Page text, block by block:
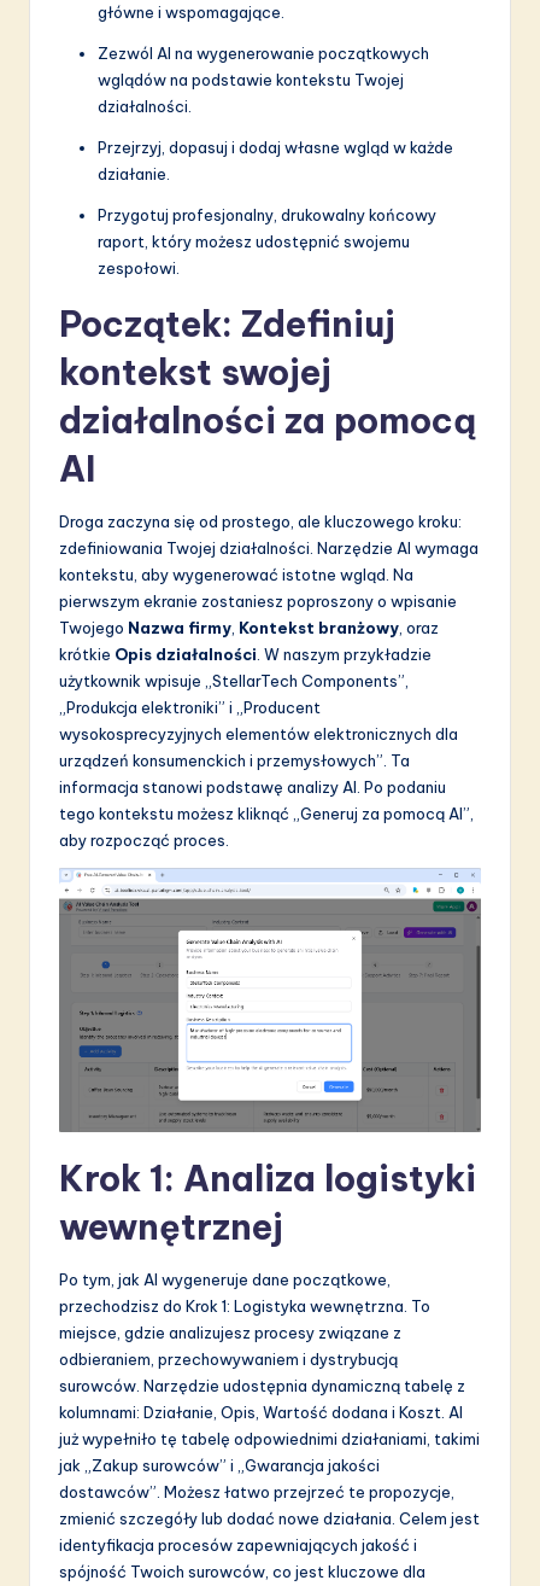
główne i wspomagające.
Zezwól AI na wygenerowanie początkowych
wglądów na podstawie kontekstu Twojej
działalności.
Przejrzyj, dopasuj i dodaj własne wgląd w każde
działanie.
Przygotuj profesjonalny, drukowalny końcowy
raport, który możesz udostępnić swojemu
zespołowi.
Początek: Zdefiniuj
kontekst swojej
działalności za pomocą
AI
Droga zaczyna się od prostego, ale kluczowego kroku:
zdefiniowania Twojej działalności. Narzędzie AI wymaga
kontekstu, aby wygenerować istotne wgląd. Na
pierwszym ekranie zostaniesz poproszony o wpisanie
Twojego Nazwa firmy Kontekst branżowy , oraz
krótkie Opis działalności . W naszym przykładzie
użytkownik wpisuje „StellarTech Components”,
„Produkcja elektroniki” i „Producent
wysokosprecyzyjnych elementów elektronicznych dla
urządzeń konsumenckich i przemysłowych”. Ta
informacja stanowi podstawę analizy AI. Po podaniu
tego kontekstu możesz kliknąć „Generuj za pomocą AI”,
aby rozpocząć proces.
Krok 1: Analiza logistyki
wewnętrznej
Po tym, jak AI wygeneruje dane początkowe,
przechodzisz do Krok 1: Logistyka wewnętrzna. To
miejsce, gdzie analizujesz procesy związane z
odbieraniem, przechowywaniem i dystrybucją
surowców. Narzędzie udostępnia dynamiczną tabelę z
kolumnami: Działanie, Opis, Wartość dodana i Koszt. AI
już wypełniło tę tabelę odpowiednimi działaniami, takimi
jak „Zakup surowców” i „Gwarancja jakości
dostawców”. Możesz łatwo przejrzeć te propozycje,
zmienić szczegóły lub dodać nowe działania. Celem jest
identyfikacja procesów zapewniających jakość i
spójność Twoich surowców, co jest kluczowe dla